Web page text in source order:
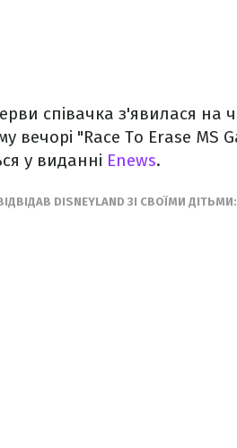
співачка з'явилася на
вечорі "Race To Erase
у виданні Enews.
DISNEYLAND ЗІ СВОЇМИ